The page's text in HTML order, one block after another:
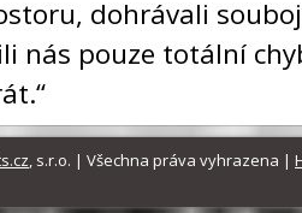
dohrávali
nás pouze totální
, s.r.o. | Všechna práva vyhrazena |